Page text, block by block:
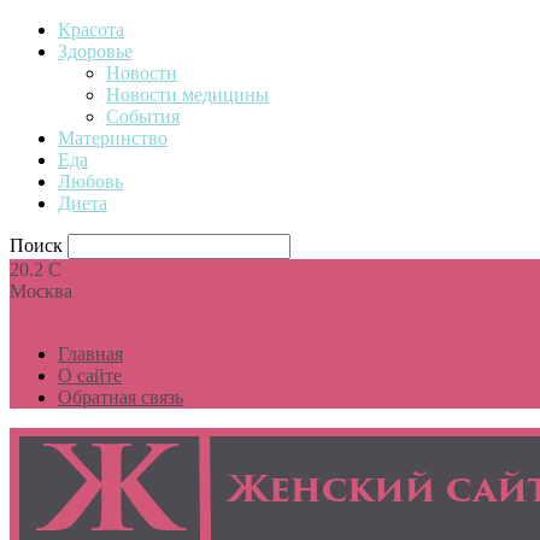
Красота
Здоровье
Новости
Новости медицины
События
Материнство
Еда
Любовь
Диета
Поиск
20.2 C
Москва
Главная
О сайте
Обратная связь